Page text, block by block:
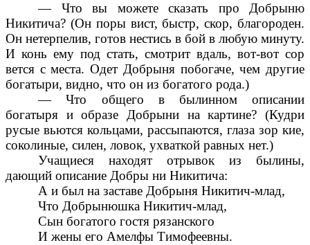
— Что вы можете сказать про Добрыню
Никитича? (Он поры вист, быстр, скор, благороден.
Он нетерпелив, готов нестись в бой в любую минуту.
И конь ему под стать, смотрит вдаль, вот-вот сор
вется с места. Одет Добрыня побогаче, чем другие
богатыри, видно, что он из богатого рода.)
— Что общего в былинном описании
богатыря и образе Добрыни на картине? (Кудри
русые вьются кольцами, рассыпаются, глаза зор кие,
соколиные, силен, ловок, ухваткой равных нет.)
Учащиеся находят отрывок из былины,
дающий описание Добры ни Никитича:
А и был на заставе Добрыня Никитич-млад,
Что Добрынюшка Никитич-млад,
Сын богатого гостя рязанского
И жены его Амелфы Тимофеевны.